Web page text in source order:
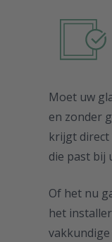
Moet uw
en zonder
krijgt direct
die past bij
Of het nu
het